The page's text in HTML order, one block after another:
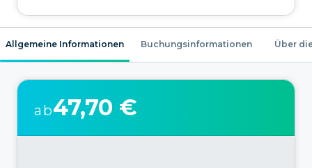
Allgemeine Informationen Buchungsinformationen Über
ab47,70 €